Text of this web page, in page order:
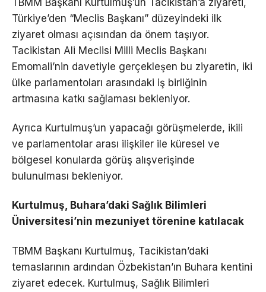
TBMM Başkanı Kurtulmuş’un Tacikistan’a ziyareti,
Türkiye’den “Meclis Başkanı” düzeyindeki ilk
ziyaret olması açısından da önem taşıyor.
Tacikistan Ali Meclisi Milli Meclis Başkanı
Emomali’nin davetiyle gerçekleşen bu ziyaretin, iki
ülke parlamentoları arasındaki iş birliğinin
artmasına katkı sağlaması bekleniyor.
Ayrıca Kurtulmuş’un yapacağı görüşmelerde, ikili
ve parlamentolar arası ilişkiler ile küresel ve
bölgesel konularda görüş alışverişinde
bulunulması bekleniyor.
Kurtulmuş, Buhara’daki Sağlık Bilimleri
Üniversitesi’nin mezuniyet törenine katılacak
TBMM Başkanı Kurtulmuş, Tacikistan’daki
temaslarının ardından Özbekistan’ın Buhara kentini
ziyaret edecek. Kurtulmuş, Sağlık Bilimleri